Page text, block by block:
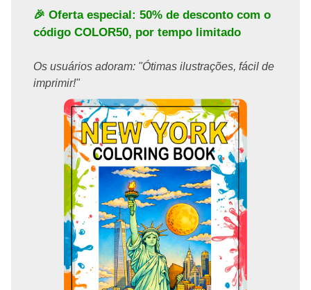
🎉 Oferta especial: 50% de desconto com o
código COLOR50, por tempo limitado
Os usuários adoram: "Ótimas ilustrações, fácil de
imprimir!"